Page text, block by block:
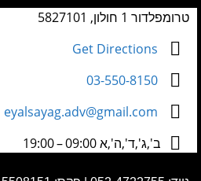
טרומפלדור 1 חולון, 5827101
Get Directions
03-550-8150
eyalsayag.adv@gmail.com
ב',ג',ד',ה',א 09:00 – 19:00